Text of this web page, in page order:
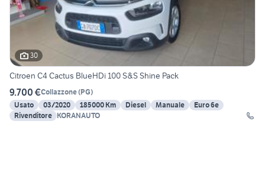
30
Citroen C4 Cactus BlueHDi 100 S&S Shine Pack
9.700 €Collazzone(PG)
Usato
03/2020 185000 Km Diesel Manuale
Euro 6e
Rivenditore KORANAUTO